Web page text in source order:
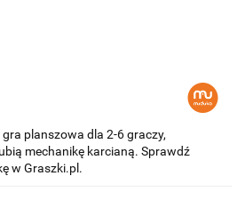
planszowa dla 2-6 graczy,
mechanikę karcianą. Sprawdź
w Graszki.pl.